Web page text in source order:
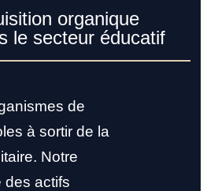
organique
le secteur éducatif
de
à sortir de la
Notre
des actifs